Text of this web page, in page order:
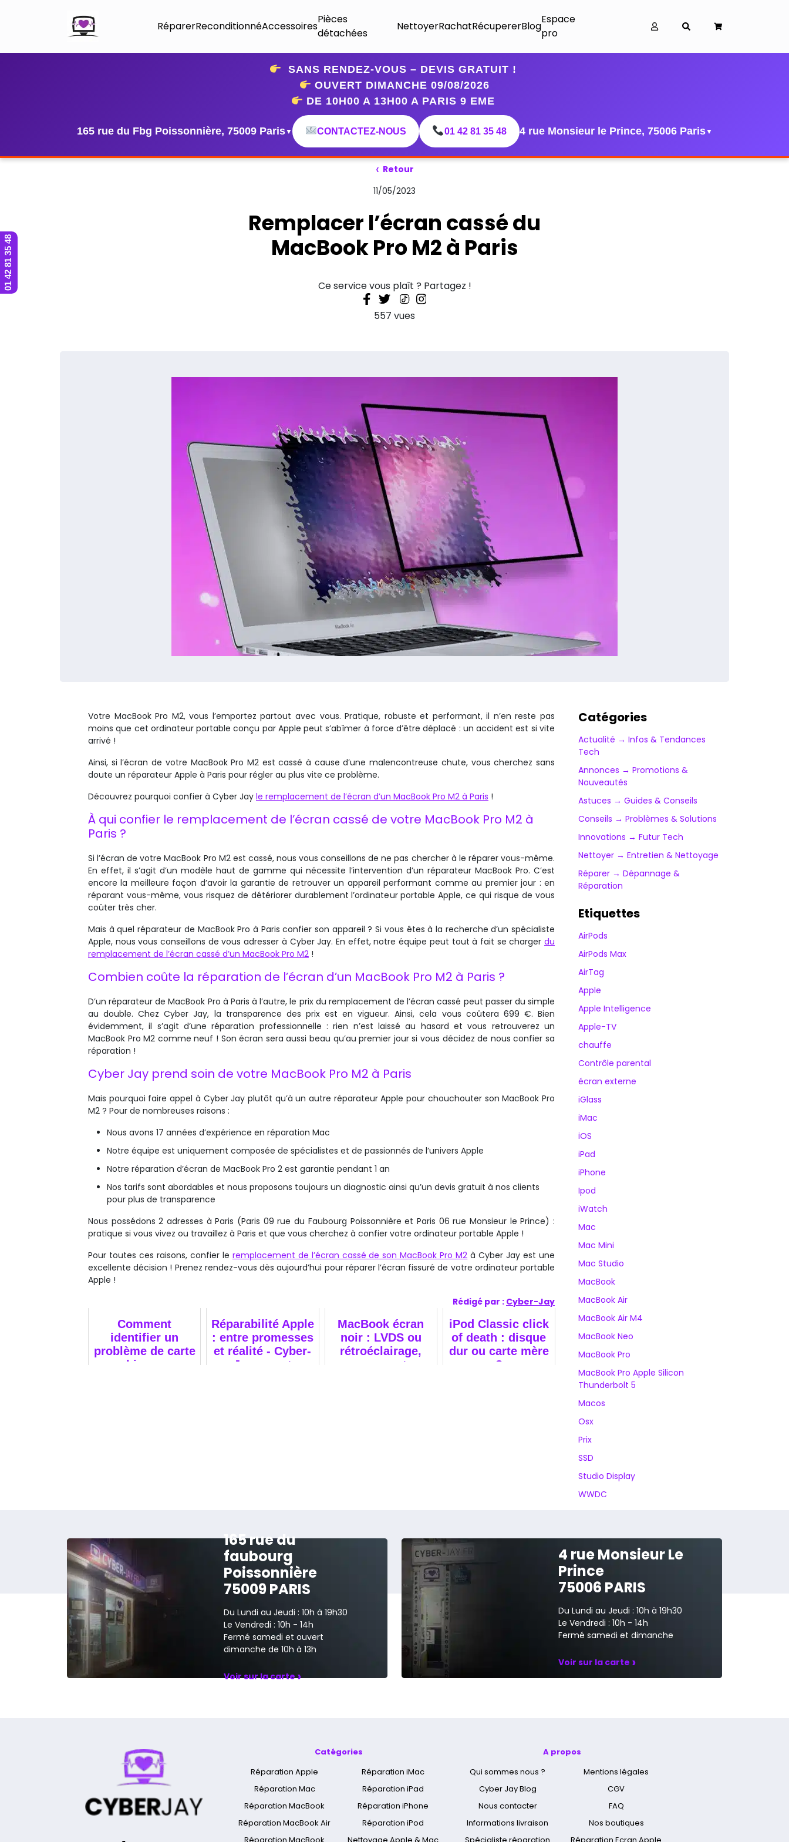
RéparerReconditionnéAccessoires
Pièces
détachées
NettoyerRachatRécupererBlog
Espace
pro
SANS RENDEZ-VOUS – DEVIS GRATUIT !
OUVERT DIMANCHE 09/08/2026
DE 10H00 A 13H00 A PARIS 9 EME
165 rue du Fbg Poissonnière, 75009 Paris▼ CONTACTEZ-NOUS 01 42 81 35 48 4 rue Monsieur le Prince, 75006 Paris▼
‹ Retour
11/05/2023
Remplacer l’écran cassé du
MacBook Pro M2 à Paris
Ce service vous plaît ? Partagez !
557 vues
Votre MacBook Pro M2, vous l’emportez partout avec vous. Pratique, robuste et performant, il n’en reste pas
moins que cet ordinateur portable conçu par Apple peut s’abîmer à force d’être déplacé : un accident est si vite
arrivé !
Ainsi, si l’écran de votre MacBook Pro M2 est cassé à cause d’une malencontreuse chute, vous cherchez sans
doute un réparateur Apple à Paris pour régler au plus vite ce problème.
Découvrez pourquoi confier à Cyber Jay le remplacement de l’écran d’un MacBook Pro M2 à Paris !
À qui confier le remplacement de l’écran cassé de votre MacBook Pro M2 à
Paris ?
Si l’écran de votre MacBook Pro M2 est cassé, nous vous conseillons de ne pas chercher à le réparer vous-même.
En effet, il s’agit d’un modèle haut de gamme qui nécessite l’intervention d’un réparateur MacBook Pro. C’est
encore la meilleure façon d’avoir la garantie de retrouver un appareil performant comme au premier jour : en
réparant vous-même, vous risquez de détériorer durablement l’ordinateur portable Apple, ce qui risque de vous
coûter très cher.
Mais à quel réparateur de MacBook Pro à Paris confier son appareil ? Si vous êtes à la recherche d’un spécialiste
Apple, nous vous conseillons de vous adresser à Cyber Jay. En effet, notre équipe peut tout à fait se charger du
remplacement de l’écran cassé d’un MacBook Pro M2 !
Combien coûte la réparation de l’écran d’un MacBook Pro M2 à Paris ?
D’un réparateur de MacBook Pro à Paris à l’autre, le prix du remplacement de l’écran cassé peut passer du simple
au double. Chez Cyber Jay, la transparence des prix est en vigueur. Ainsi, cela vous coûtera 699 €. Bien
évidemment, il s’agit d’une réparation professionnelle : rien n’est laissé au hasard et vous retrouverez un
MacBook Pro M2 comme neuf ! Son écran sera aussi beau qu’au premier jour si vous décidez de nous confier sa
réparation !
Cyber Jay prend soin de votre MacBook Pro M2 à Paris
Mais pourquoi faire appel à Cyber Jay plutôt qu’à un autre réparateur Apple pour chouchouter son MacBook Pro
M2 ? Pour de nombreuses raisons :
Nous avons 17 années d’expérience en réparation Mac
Notre équipe est uniquement composée de spécialistes et de passionnés de l’univers Apple
Notre réparation d’écran de MacBook Pro 2 est garantie pendant 1 an
Nos tarifs sont abordables et nous proposons toujours un diagnostic ainsi qu’un devis gratuit à nos clients
pour plus de transparence
Nous possédons 2 adresses à Paris (Paris 09 rue du Faubourg Poissonnière et Paris 06 rue Monsieur le Prince) :
pratique si vous vivez ou travaillez à Paris et que vous cherchez à confier votre ordinateur portable Apple !
Pour toutes ces raisons, confier le remplacement de l’écran cassé de son MacBook Pro M2 à Cyber Jay est une
excellente décision ! Prenez rendez-vous dès aujourd’hui pour réparer l’écran fissuré de votre ordinateur portable
Apple !
Rédigé par : Cyber-Jay
Comment
identifier un
problème de carte
graphique sous
Réparabilité Apple
: entre promesses
et réalité - Cyber-
Jay expert
MacBook écran
noir : LVDS ou
rétroéclairage,
comment
iPod Classic click
of death : disque
dur ou carte mère
?
Catégories
Actualité → Infos & Tendances
Tech
Annonces → Promotions &
Nouveautés
Astuces → Guides & Conseils
Conseils → Problèmes & Solutions
Innovations → Futur Tech
Nettoyer → Entretien & Nettoyage
Réparer → Dépannage &
Réparation
Etiquettes
AirPods
AirPods Max
AirTag
Apple
Apple Intelligence
Apple-TV
chauffe
Contrôle parental
écran externe
iGlass
iMac
iOS
iPad
iPhone
Ipod
iWatch
Mac
Mac Mini
Mac Studio
MacBook
MacBook Air
MacBook Air M4
MacBook Neo
MacBook Pro
MacBook Pro Apple Silicon
Thunderbolt 5
Macos
Osx
Prix
SSD
Studio Display
WWDC
165 rue du
faubourg
Poissonnière
75009 PARIS
Du Lundi au Jeudi : 10h à 19h30
Le Vendredi : 10h - 14h
Fermé samedi et ouvert
dimanche de 10h à 13h
Voir sur la carte›
4 rue Monsieur Le
Prince
75006 PARIS
Du Lundi au Jeudi : 10h à 19h30
Le Vendredi : 10h - 14h
Fermé samedi et dimanche
Voir sur la carte ›
Catégories
Réparation Apple
Réparation Mac
Réparation MacBook
Réparation MacBook Air
Réparation iMac
Réparation iPad
Réparation iPhone
Réparation iPod
A propos
Qui sommes nous ?
Cyber Jay Blog
Nous contacter
Informations livraison
Mentions légales
CGV
FAQ
Nos boutiques
01 42 81 35 48